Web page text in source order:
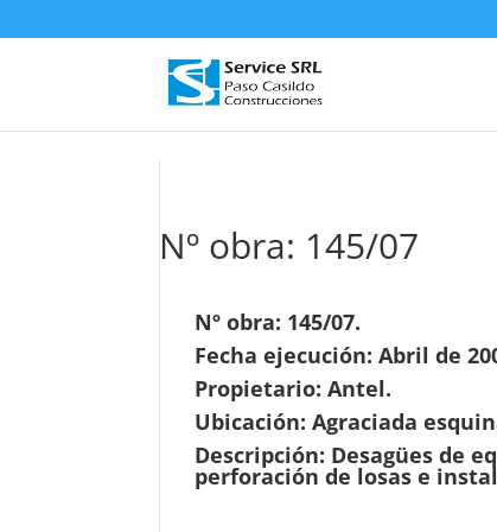
Nº obra: 145/07
Nº obra: 145/07.
Fecha ejecución: Abril de
Propietario: Antel.
Ubicación: Agraciada
Descripción: Desagües de
perforación de losas e